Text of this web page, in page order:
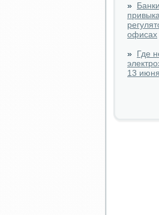
»
офисах
» Где
13 июня